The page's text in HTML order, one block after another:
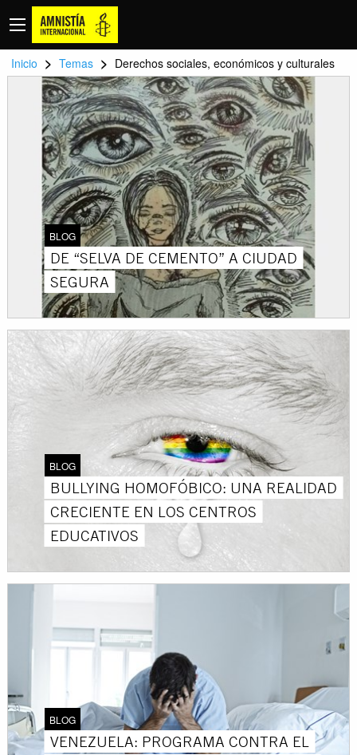
Inicio > Temas > Derechos sociales, económicos y culturales
BLOG
DE “SELVA DE CEMENTO” A CIUDAD
SEGURA
BLOG
BULLYING HOMOFÓBICO: UNA REALIDAD
CRECIENTE EN LOS CENTROS
EDUCATIVOS
BLOG
VENEZUELA: PROGRAMA CONTRA EL